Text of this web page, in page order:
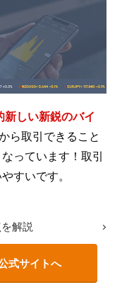
新しい新鋭のバイ
ら取引できること
っています！取引
すいです。
解説
式サイトへ